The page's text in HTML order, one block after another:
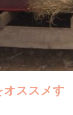
オススメす